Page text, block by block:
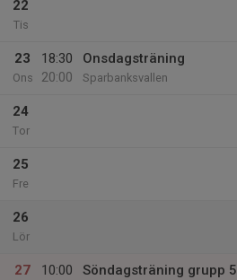
22
Tis
23
Ons
18:30
20:00
Onsdagsträning
Sparbanksvallen
24
Tor
25
Fre
26
Lör
27
10:00
Söndagsträning grupp 5